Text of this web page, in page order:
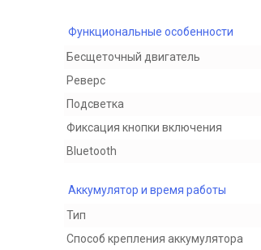
Функциональные особенности
Бесщеточный двигатель
Реверс
Подсветка
Фиксация кнопки включения
Bluetooth
Аккумулятор и время работы
Тип
Способ крепления аккумулятора